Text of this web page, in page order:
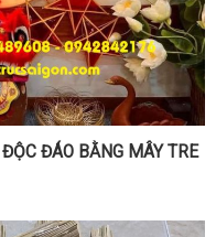
ĐÁO BẰNG MÂY TRE